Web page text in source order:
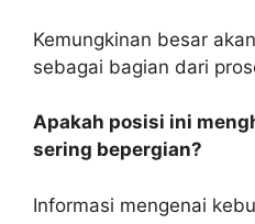
Kemungkinan besar
sebagai bagian dari
Apakah posisi ini
sering bepergian?
Informasi mengenai